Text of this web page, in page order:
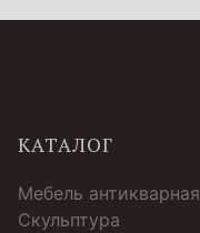
КАТАЛОГ
Мебель антикварная
Скульптура